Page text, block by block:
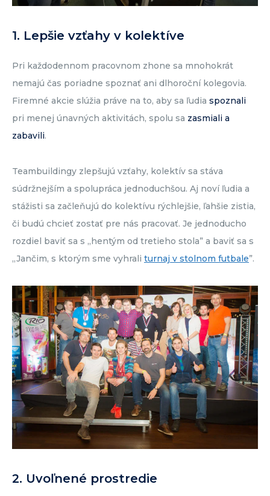
1. Lepšie vzťahy v kolektíve
Pri každodennom pracovnom zhone sa mnohokrát
nemajú čas poriadne spoznať ani dlhoroční kolegovia.
Firemné akcie slúžia práve na to, aby sa ľudia spoznali
pri menej únavných aktivitách, spolu sa zasmiali a
zabavili.
Teambuildingy zlepšujú vzťahy, kolektív sa stáva
súdržnejším a spolupráca jednoduchšou. Aj noví ľudia a
stážisti sa začleňujú do kolektívu rýchlejšie, ľahšie zistia,
či budú chcieť zostať pre nás pracovať. Je jednoducho
rozdiel baviť sa s „hentým od tretieho stola” a baviť sa s
„Jančim, s ktorým sme vyhrali turnaj v stolnom futbale”.
2. Uvoľnené prostredie